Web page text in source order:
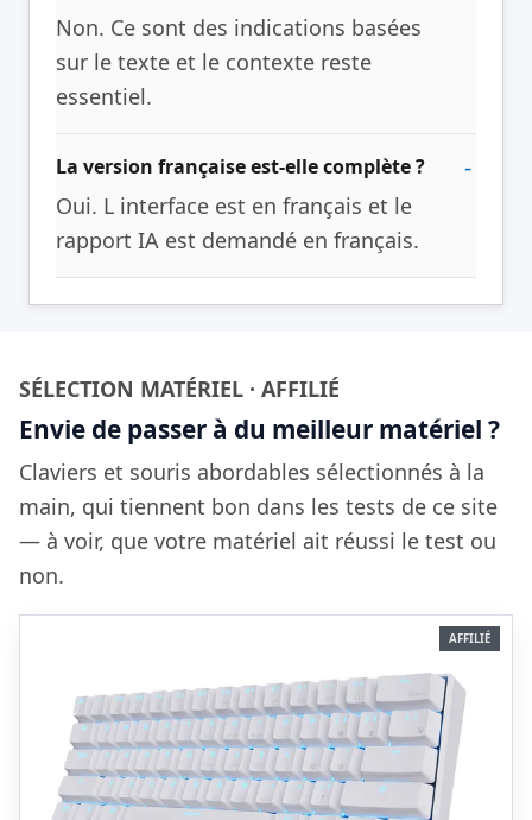
Non. Ce sont des indications basées
sur le texte et le contexte reste
essentiel.
La version française est-elle complète ?
Oui. L interface est en français et le
rapport IA est demandé en français.
SÉLECTION MATÉRIEL · AFFILIÉ
Envie de passer à du meilleur matériel ?
Claviers et souris abordables sélectionnés à la
main, qui tiennent bon dans les tests de ce site
— à voir, que votre matériel ait réussi le test ou
non.
AFFILIÉ